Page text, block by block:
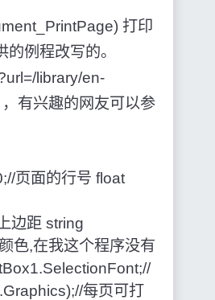
打印
例程改写的。
library/en-
有兴趣的网友可以参
页面的行号 float
边距 string
色,在我这个程序没有
每页可打